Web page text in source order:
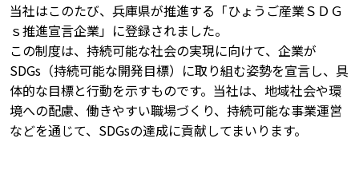
当社はこのたび、兵庫県が推進する「ひょうご産業ＳＤＧ
ｓ推進宣言企業」に登録されました。
この制度は、持続可能な社会の実現に向けて、企業が
SDGs（持続可能な開発目標）に取り組む姿勢を宣言し、具
体的な目標と行動を示すものです。当社は、地域社会や環
境への配慮、働きやすい職場づくり、持続可能な事業運営
などを通じて、SDGsの達成に貢献してまいります。